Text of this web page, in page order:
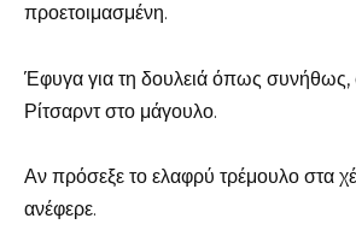
προετοιμασμένη.
Έφυγα για τη δουλειά όπως συνήθως,
Ρίτσαρντ στο μάγουλο.
Αν πρόσεξε το ελαφρύ τρέμουλο στα
ανέφερε.